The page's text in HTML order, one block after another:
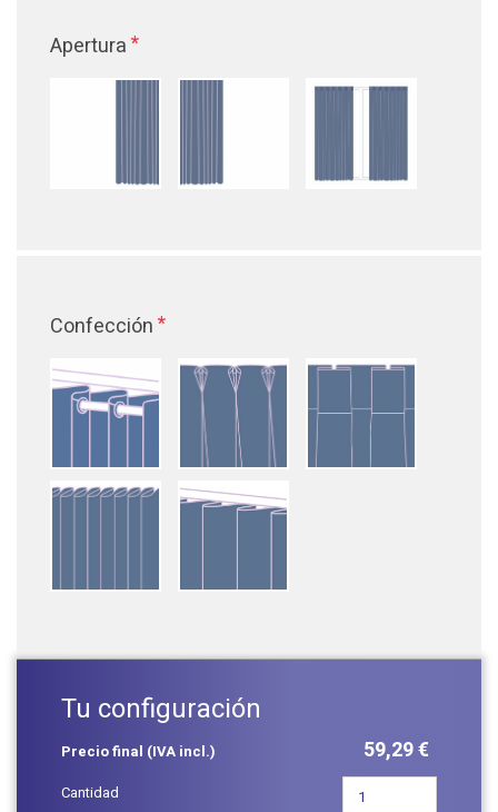
Apertura *
Confección *
Tu configuración
Precio final (IVA incl.) 59,29 €
Cantidad